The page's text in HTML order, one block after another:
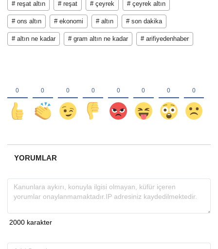
# reşat altın # reşat # çeyrek # çeyrek altın
# ons altın # ekonomi # altın # son dakika
# altın ne kadar # gram altın ne kadar # arifiyedenhaber
YORUMLAR